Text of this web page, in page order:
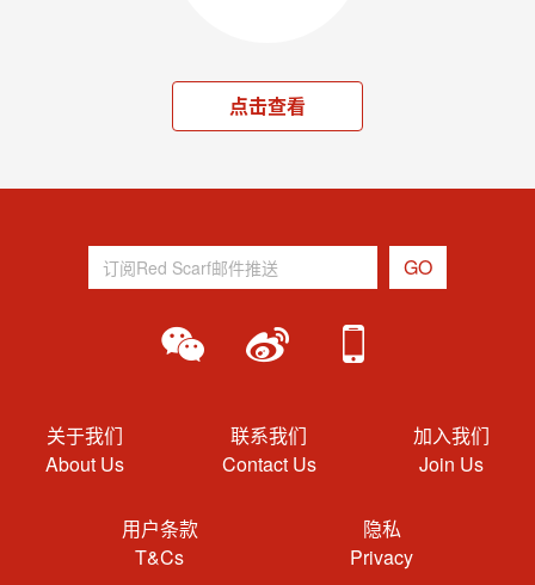
点击查看
关于我们
About Us
联系我们
Contact Us
加入我们
Join Us
用户条款
T&Cs
隐私
Privacy